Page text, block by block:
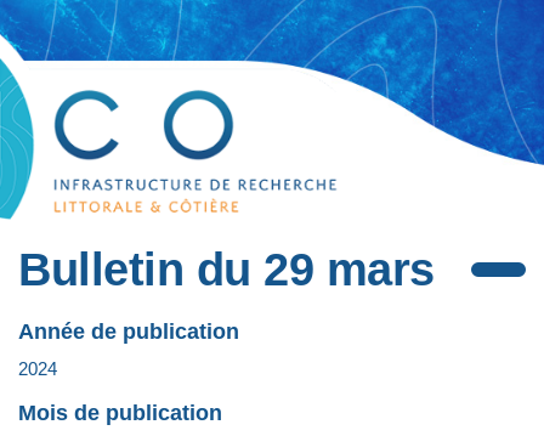
Bulletin du 29 mars
Année de publication
2024
Mois de publication